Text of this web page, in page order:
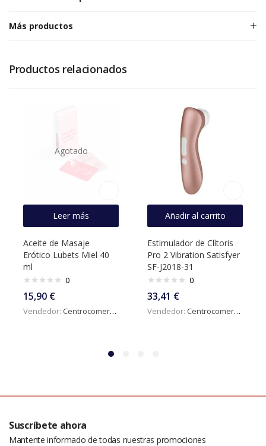
Más productos
Productos relacionados
Agotado
Leer más
Aceite de Masaje
Erótico Lubets Miel 40
ml
0
15,90 €
Vendedor: Centrocomercialdigital
Añadir al carrito
Estimulador de Clítoris
Pro 2 Vibration Satisfyer
SF-J2018-31
0
33,41 €
Vendedor: Centrocomercialdigital
Suscríbete ahora
Mantente informado de todas nuestras promociones